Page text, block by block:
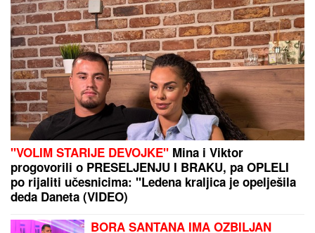
DOBIJENA GENETSKI MODIFIKOVANA SALATA:Od
sada ćemo je zvati mesna?!